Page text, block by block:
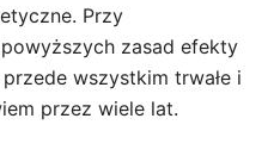
Przy
zasad efekty
wszystkim trwałe i
przez wiele lat.